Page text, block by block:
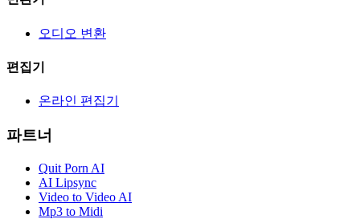
오디오 변환
편집기
온라인 편집기
파트너
Quit Porn AI
AI Lipsync
Video to Video AI
Mp3 to Midi